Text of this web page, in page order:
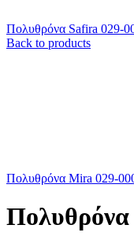
Πολυθρόνα Safira 029-
Back to products
Πολυθρόνα Mira 029-